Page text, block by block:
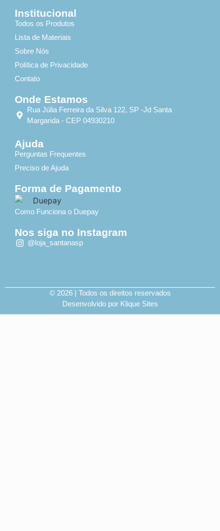
Institucional
Todos os Produtos
Lista de Materiais
Sobre Nós
Política de Privacidade
Contato
Onde Estamos
Rua Júlia Ferreira da Silva 122, SP -Jd Santa
Margarida - CEP 04930210
Ajuda
Perguntas Frequentes
Preciso de Ajuda
Forma de Pagamento
Como Funciona o Duepay
Nos siga no Instagram
@loja_santanasp
© 2026 | Todos os direitos reservados
Desenvolvido por Klique Sites